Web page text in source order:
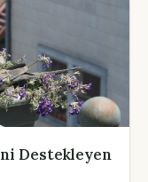
Destekleyen